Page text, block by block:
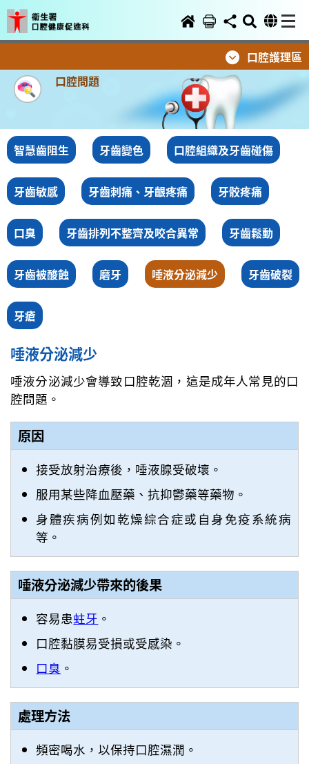
口腔護理區
口腔問題
智慧齒阻生 牙齒變色 口腔組織及牙齒碰傷
牙齒敏感 牙齒刺痛、牙齦疼痛 牙骹疼痛
口臭 牙齒排列不整齊及咬合異常 牙齒鬆動
牙齒被酸蝕 磨牙 唾液分泌減少 牙齒破裂
牙瘡
唾液分泌減少
唾液分泌減少會導致口腔乾涸，這是成年人常見的口
腔問題。
原因
接受放射治療後，唾液腺受破壞。
服用某些降血壓藥、抗抑鬱藥等藥物。
身體疾病例如乾燥綜合症或自身免疫系統病
等。
唾液分泌減少帶來的後果
容易患蛀牙 。
口腔黏膜易受損或受感染。
口臭 。
處理方法
頻密喝水，以保持口腔濕潤。